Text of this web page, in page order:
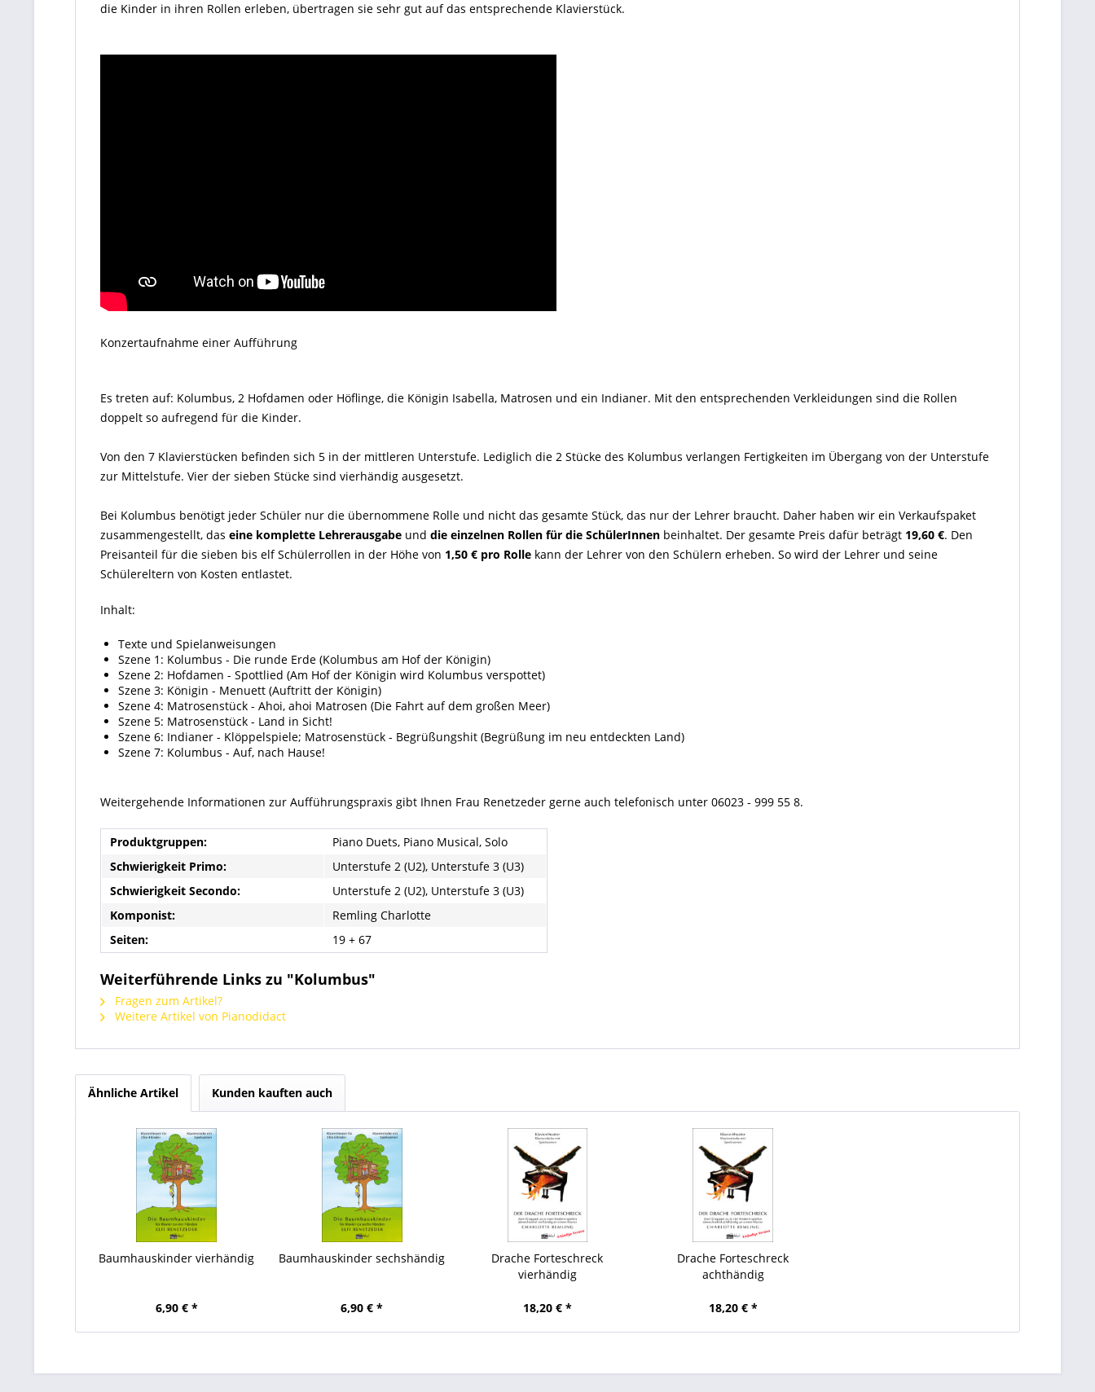
die Kinder in ihren Rollen erleben, übertragen sie sehr gut auf das entsprechende Klavierstück.
Konzertaufnahme einer Aufführung
Es treten auf: Kolumbus, 2 Hofdamen oder Höflinge, die Königin Isabella, Matrosen und ein Indianer. Mit den entsprechenden Verkleidungen sind die Rollen
doppelt so aufregend für die Kinder.
Von den 7 Klavierstücken befinden sich 5 in der mittleren Unterstufe. Lediglich die 2 Stücke des Kolumbus verlangen Fertigkeiten im Übergang von der Unterstufe
zur Mittelstufe. Vier der sieben Stücke sind vierhändig ausgesetzt.
Bei Kolumbus benötigt jeder Schüler nur die übernommene Rolle und nicht das gesamte Stück, das nur der Lehrer braucht. Daher haben wir ein Verkaufspaket
zusammengestellt, das eine komplette Lehrerausgabe und die einzelnen Rollen für die SchülerInnen beinhaltet. Der gesamte Preis dafür beträgt 19,60 €. Den
Preisanteil für die sieben bis elf Schülerrollen in der Höhe von 1,50 € pro Rolle kann der Lehrer von den Schülern erheben. So wird der Lehrer und seine
Schülereltern von Kosten entlastet.
Inhalt:
Texte und Spielanweisungen
Szene 1: Kolumbus - Die runde Erde (Kolumbus am Hof der Königin)
Szene 2: Hofdamen - Spottlied (Am Hof der Königin wird Kolumbus verspottet)
Szene 3: Königin - Menuett (Auftritt der Königin)
Szene 4: Matrosenstück - Ahoi, ahoi Matrosen (Die Fahrt auf dem großen Meer)
Szene 5: Matrosenstück - Land in Sicht!
Szene 6: Indianer - Klöppelspiele; Matrosenstück - Begrüßungshit (Begrüßung im neu entdeckten Land)
Szene 7: Kolumbus - Auf, nach Hause!
Weitergehende Informationen zur Aufführungspraxis gibt Ihnen Frau Renetzeder gerne auch telefonisch unter 06023 - 999 55 8.
Produktgruppen:
Piano Duets, Piano Musical, Solo
Schwierigkeit Primo:
Unterstufe 2 (U2), Unterstufe 3 (U3)
Schwierigkeit Secondo:
Unterstufe 2 (U2), Unterstufe 3 (U3)
Komponist:
Remling Charlotte
Seiten:
19 + 67
Weiterführende Links zu "Kolumbus"
Fragen zum Artikel?
Weitere Artikel von Pianodidact
Ähnliche Artikel Kunden kauften auch
Baumhauskinder vierhändig
6,90 € *
Baumhauskinder sechshändig
6,90 € *
Drache Forteschreck
vierhändig
18,20 € *
Drache Forteschreck
achthändig
18,20 € *